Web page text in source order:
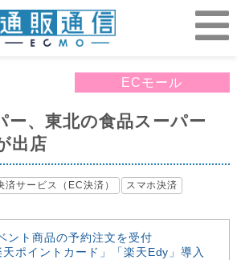
ECモール
ー、東北の食品スーパー
出店
済サービス（EC決済）
スマホ決済
ント商品の予約注文を受付
ポイントカード」「楽天Edy」導入